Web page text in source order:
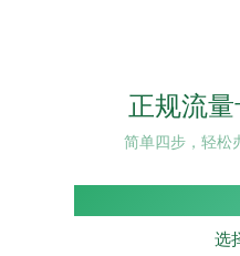
正规流
简单四步，轻松
选